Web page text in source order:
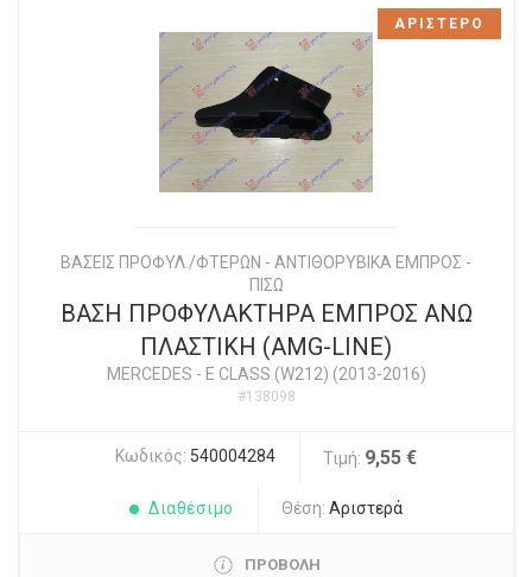
ΒΑΣΕΙΣ ΠΡΟΦΥΛ./ΦΤΕΡΩΝ - ΑΝΤΙΘΟΡΥΒΙΚΑ ΕΜΠΡΟΣ -
ΠΙΣΩ
ΒΑΣΗ ΠΡΟΦΥΛΑΚΤΗΡΑ ΕΜΠΡΟΣ ΑΝΩ
ΠΛΑΣΤΙΚΗ (AMG-LINE)
MERCEDES - E CLASS (W212) (2013-2016)
#138098
Κωδικός: 540004284 Τιμή: 9,55 €
Διαθέσιμο Θέση: Αριστερά
ΠΡΟΒΟΛΗ
ΑΡΙΣΤΕΡΟ